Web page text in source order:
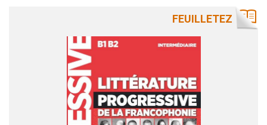
FEUILLETEZ